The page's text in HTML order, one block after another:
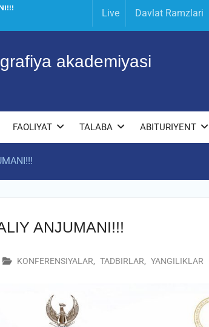
Live Davlat Ramzlari
akademiyasi
FAOLIYAT TALABA ABITURIYENT
ANJUMANI!!!
KONFERENSIYALAR, TADBIRLAR, YANGILIKLAR